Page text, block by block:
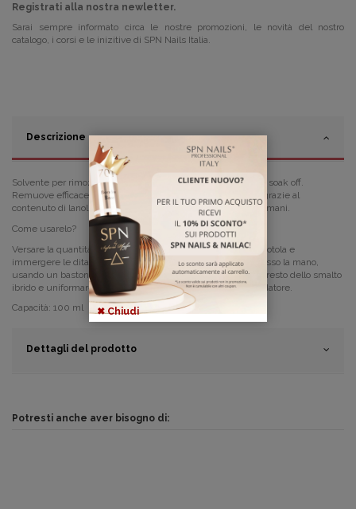
Registrati alla nostra newletter.
Sarai sempre informato circa le nostre promozioni, le novità del nostro
catalogo, i corsi e le inizitive di SPN Nails Italia.
Descrizione
Solvente per rimozione dello smalto semipermanente e gel soak off.
Remuove efficacemente prodotti per unghie tipo soak off, grazie al
contenuto di lanolina non secca la pelle ed è delicato per le mani.
Come usarelo?
Versare la quantità necessaria di # NailOFF in una piccola ciotola e
immergere le dita in essa per alcuni minuti. Dopo aver rimosso la mano,
usando un bastoncino di legno, rimuovere delicatamente il resto dello smalto
ibrido e uniformare la lamina ungueale con un baffer o lucidatore.
Capacità: 100 ml
Dettagli del prodotto
Potresti anche aver bisogno di:
✖ Chiudi